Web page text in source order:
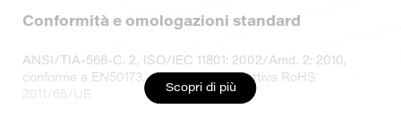
Conformità e omologazioni standard
ANSI/TIA-568-C. 2, ISO/IEC 11801: 2002/Amd. 2: 2010,
conforme a EN50173, conforme alla direttiva RoHS
2011/65/UE
Scopri di più